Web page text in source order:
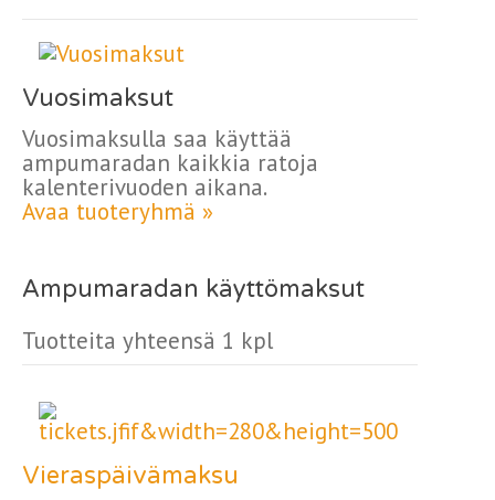
Vuosimaksut
Vuosimaksulla saa käyttää
ampumaradan kaikkia ratoja
kalenterivuoden aikana.
Avaa tuoteryhmä »
Ampumaradan käyttömaksut
Tuotteita yhteensä 1 kpl
Vieraspäivämaksu